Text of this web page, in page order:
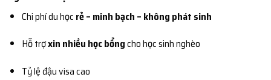
Chi phí du học rẻ – minh bạch – không phát sinh
Hỗ trợxin nhiều học bổngcho học sinh nghèo
Tỷ lệ đậu visa cao